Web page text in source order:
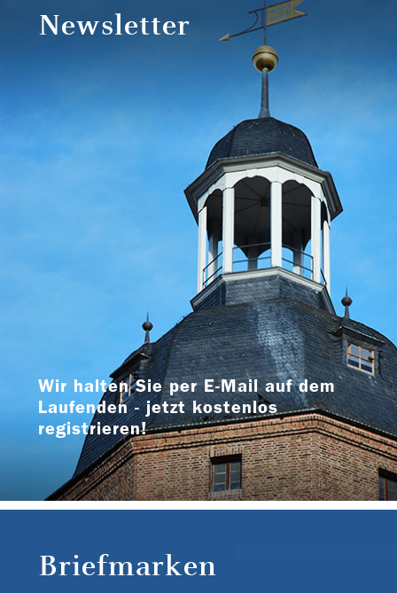
Newsletter
Wir halten Sie per E-Mail auf dem
Laufenden - jetzt kostenlos
registrieren!
Briefmarken